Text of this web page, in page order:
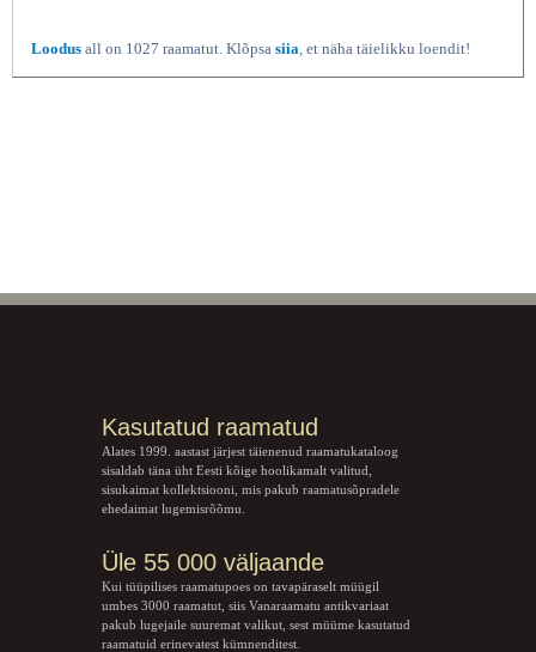
Loodus all on 1027 raamatut. Klõpsa siia , et näha täielikku loendit!
Kasutatud raamatud
Alates 1999. aastast järjest täienenud raamatukataloog
sisaldab täna üht Eesti kõige hoolikamalt valitud,
sisukaimat kollektsiooni, mis pakub raamatusõpradele
ehedaimat lugemisrõõmu.
Üle 55 000 väljaande
Kui tüüpilises raamatupoes on tavapäraselt müügil
umbes 3000 raamatut, siis Vanaraamatu antikvariaat
pakub lugejaile suuremat valikut, sest müüme kasutatud
raamatuid erinevatest kümnenditest.